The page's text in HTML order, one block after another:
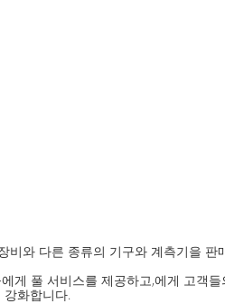
와 다른 종류의 기구와 계측기을 판
게 풀 서비스를 제공하고,에게 고객
화합니다.